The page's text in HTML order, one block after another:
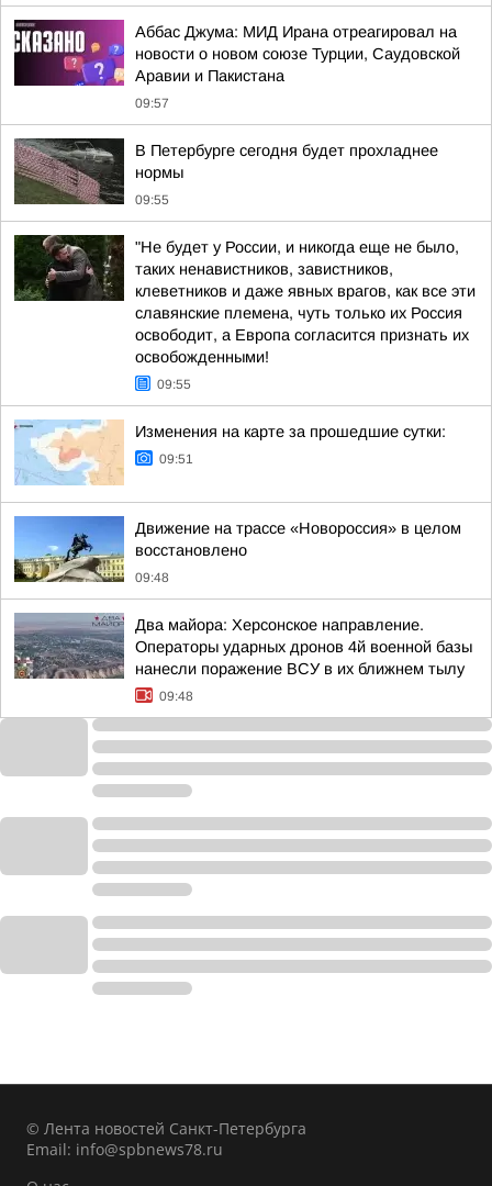
Аббас Джума: МИД Ирана отреагировал на
новости о новом союзе Турции, Саудовской
Аравии и Пакистана
09:57
В Петербурге сегодня будет прохладнее
нормы
09:55
"Не будет у России, и никогда еще не было,
таких ненавистников, завистников,
клеветников и даже явных врагов, как все эти
славянские племена, чуть только их Россия
освободит, а Европа согласится признать их
освобожденными!
09:55
Изменения на карте за прошедшие сутки:
09:51
Движение на трассе «Новороссия» в целом
восстановлено
09:48
Два майора: Херсонское направление.
Операторы ударных дронов 4й военной базы
нанесли поражение ВСУ в их ближнем тылу
09:48
© Лента новостей Санкт-Петербурга
Email: info@spbnews78.ru